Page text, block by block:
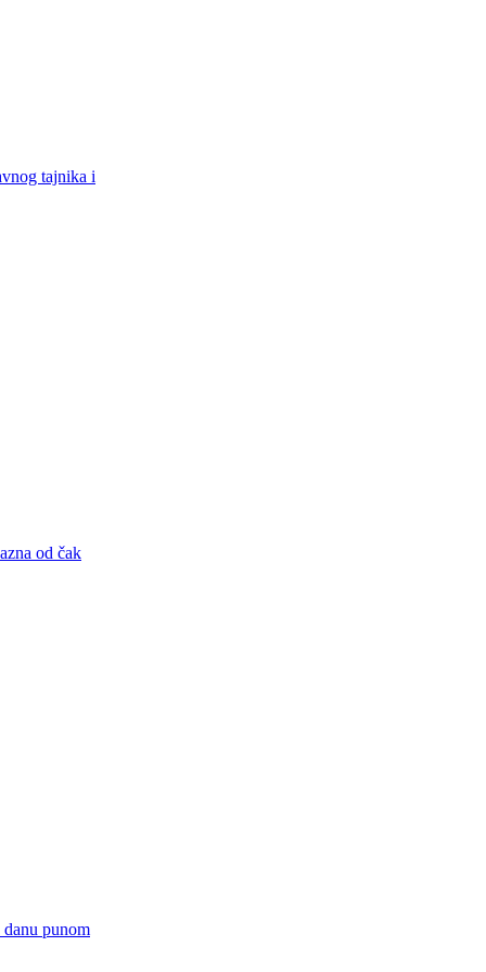
tajnika i
od čak
punom